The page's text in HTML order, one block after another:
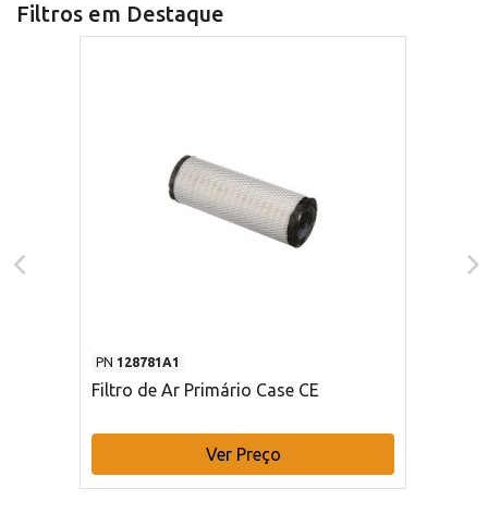
Filtros em Destaque
PN 128781A1
Filtro de Ar Primário Case CE
Ver Preço